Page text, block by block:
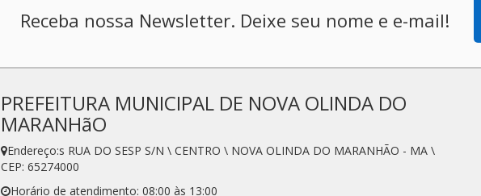
Receba nossa Newsletter. Deixe seu nome e e-mail!
PREFEITURA MUNICIPAL DE NOVA OLINDA DO
MARANHãO
Endereço:s RUA DO SESP S/N \ CENTRO \ NOVA OLINDA DO MARANHÃO - MA \
CEP: 65274000
Horário de atendimento: 08:00 às 13:00